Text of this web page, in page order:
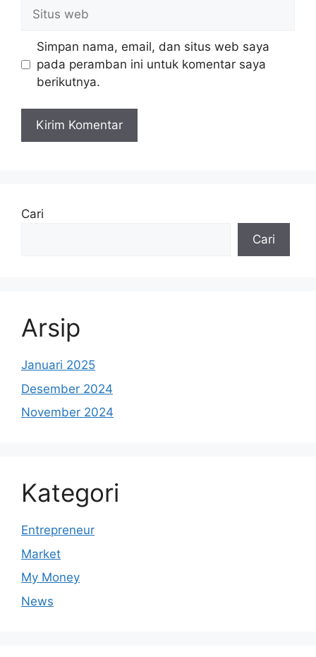
web
Simpan nama, email, dan situs web saya
pada peramban ini untuk komentar saya
berikutnya.
Cari
Cari
Arsip
Januari 2025
Desember 2024
November 2024
Kategori
Entrepreneur
Market
My Money
News